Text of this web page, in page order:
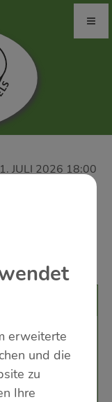
JULI 2026 18:00
erweiterte
und die
zu
Ihre